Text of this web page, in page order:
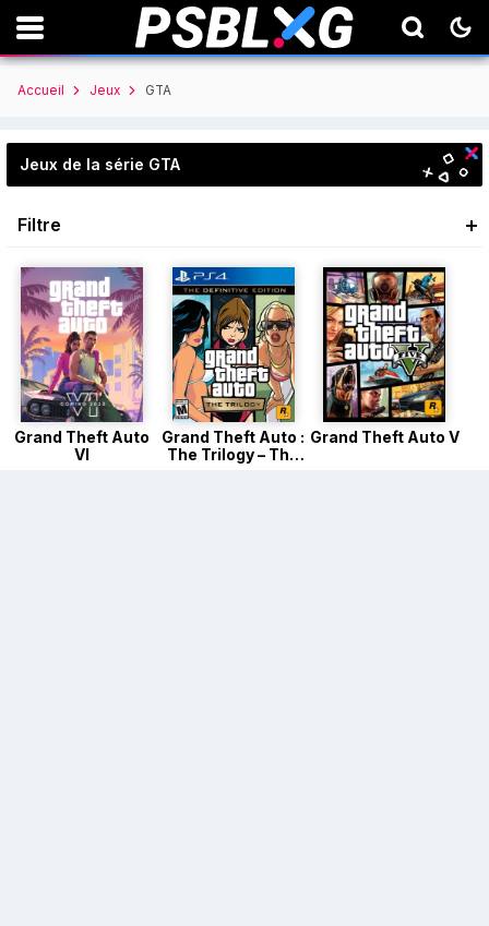
Accueil Jeux GTA
Jeux de la série GTA
Filtre
Grand Theft Auto
VI
Grand Theft Auto :
The Trilogy – The
Grand Theft Auto V